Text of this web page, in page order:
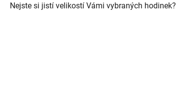
Nejste si jistí velikostí Vámi vybraných hodinek?